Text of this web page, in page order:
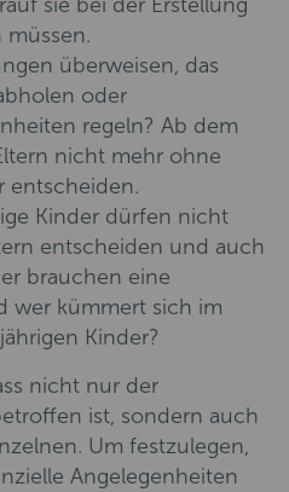
überweisen, das
oder
regeln? Ab dem
nicht mehr ohne
entscheiden.
Kinder dürfen nicht
entscheiden und auch
brauchen eine
wer kümmert sich im
Kinder?
nicht nur der
ist, sondern auch
Um festzulegen,
Angelegenheiten